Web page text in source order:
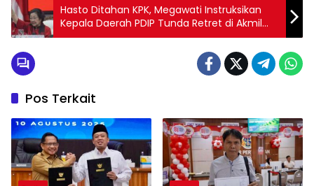
Hasto Ditahan KPK, Megawati Instruksikan
Kepala Daerah PDIP Tunda Retret di Akmil
Magelang
Pos Terkait